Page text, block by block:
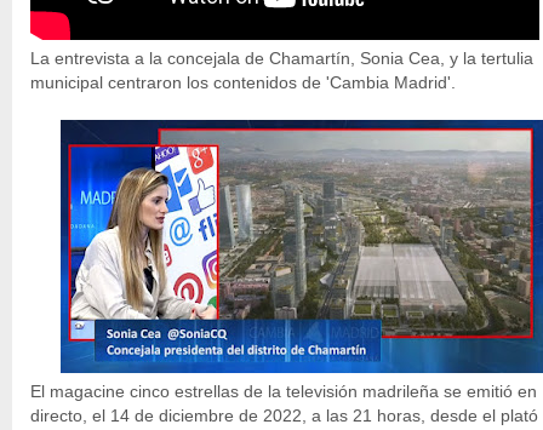
La entrevista a la concejala de Chamartín, Sonia Cea, y la tertulia
municipal centraron los contenidos de 'Cambia Madrid'.
El magacine cinco estrellas de la televisión madrileña se emitió en
directo, el 14 de diciembre de 2022, a las 21 horas, desde el plató